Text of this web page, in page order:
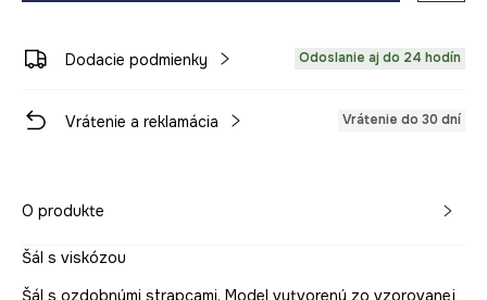
Dodacie podmienky Odoslanie aj do 24 hodín
Vrátenie a reklamácia Vrátenie do 30 dní
O produkte
Šál s viskózou
Šál s ozdobnými strapcami. Model vytvorený zo vzorovanej